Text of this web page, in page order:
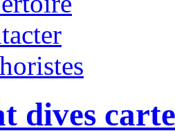
dives carte